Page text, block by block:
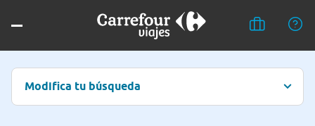
Modifica tu búsqueda